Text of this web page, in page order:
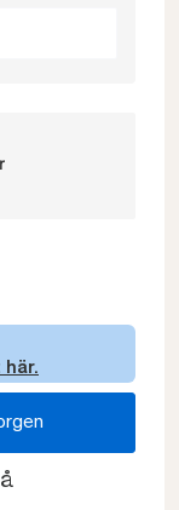
här.